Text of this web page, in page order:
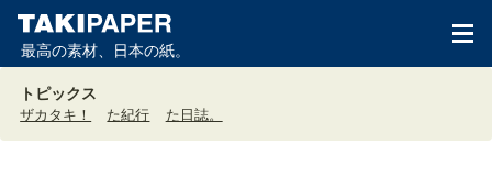
最高の素材、日本の紙。
トピックス
ザカタキ！ た紀行 た日誌。